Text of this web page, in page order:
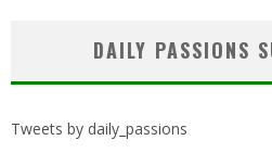
DAILY PASSIONS
Tweets by daily_passions